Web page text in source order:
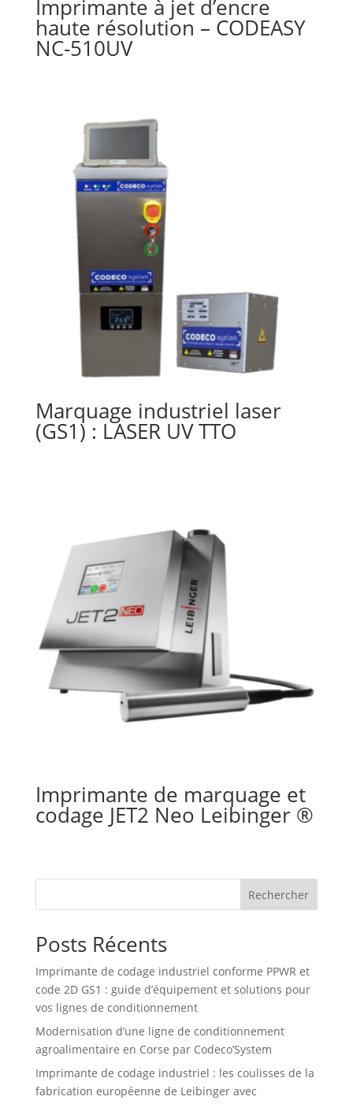
Imprimante à jet d’encre
haute résolution – CODEASY
NC-510UV
Marquage industriel laser
(GS1) : LASER UV TTO
Imprimante de marquage et
codage JET2 Neo Leibinger ®
Rechercher
Posts Récents
Imprimante de codage industriel conforme PPWR et
code 2D GS1 : guide d’équipement et solutions pour
vos lignes de conditionnement
Modernisation d’une ligne de conditionnement
agroalimentaire en Corse par Codeco’System
Imprimante de codage industriel : les coulisses de la
fabrication européenne de Leibinger avec